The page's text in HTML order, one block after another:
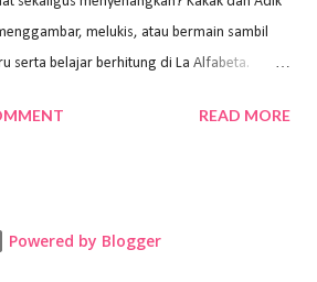
melukis, atau bermain sambil
serta belajar berhitung di La Alfabeta.
metode yang fun, La Alfabeta
class maupun offline class lho! Cek
READ MORE
Powered by Blogger